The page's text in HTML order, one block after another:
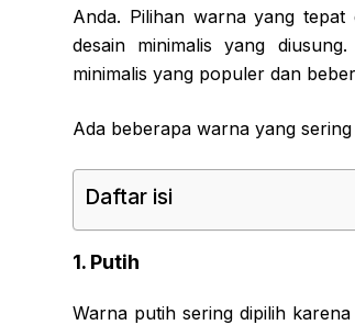
Anda. Pilihan warna yang
desain minimalis yang
minimalis yang populer dan
Ada beberapa warna yang
Daftar isi
1. Putih
Warna putih sering dipilih